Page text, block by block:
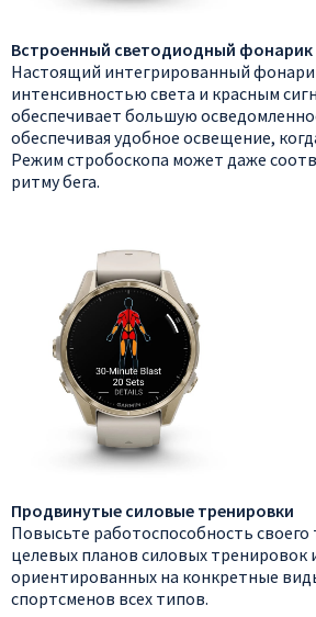
Встроенный светодиодный фонарик
Настоящий интегрированный
интенсивностью света и красным
обеспечивает большую
обеспечивая удобное освещение,
Режим стробоскопа может даже
ритму бега.
Продвинутые силовые тренировки
Повысьте работоспособность
целевых планов силовых тренировок
ориентированных на конкретные
спортсменов всех типов.